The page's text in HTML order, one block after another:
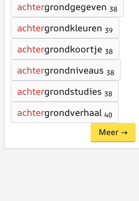
achtergrondgegeven 38
achtergrondkleuren 39
achtergrondkoortje 38
achtergrondniveaus 38
achtergrondstudies 38
achtergrondverhaal 40
Meer →